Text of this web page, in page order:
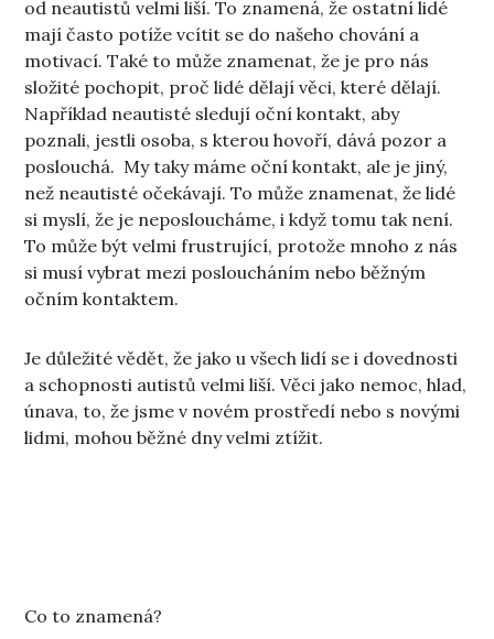
od neautistů velmi liší. To znamená, že ostatní lidé
mají často potíže vcítit se do našeho chování a
motivací. Také to může znamenat, že je pro nás
složité pochopit, proč lidé dělají věci, které dělají.
Například neautisté sledují oční kontakt, aby
poznali, jestli osoba, s kterou hovoří, dává pozor a
poslouchá. My taky máme oční kontakt, ale je jiný,
než neautisté očekávají. To může znamenat, že lidé
si myslí, že je neposloucháme, i když tomu tak není.
To může být velmi frustrující, protože mnoho z nás
si musí vybrat mezi posloucháním nebo běžným
očním kontaktem.
Je důležité vědět, že jako u všech lidí se i dovednosti
a schopnosti autistů velmi liší. Věci jako nemoc, hlad,
únava, to, že jsme v novém prostředí nebo s novými
lidmi, mohou běžné dny velmi ztížit.
Co to znamená?